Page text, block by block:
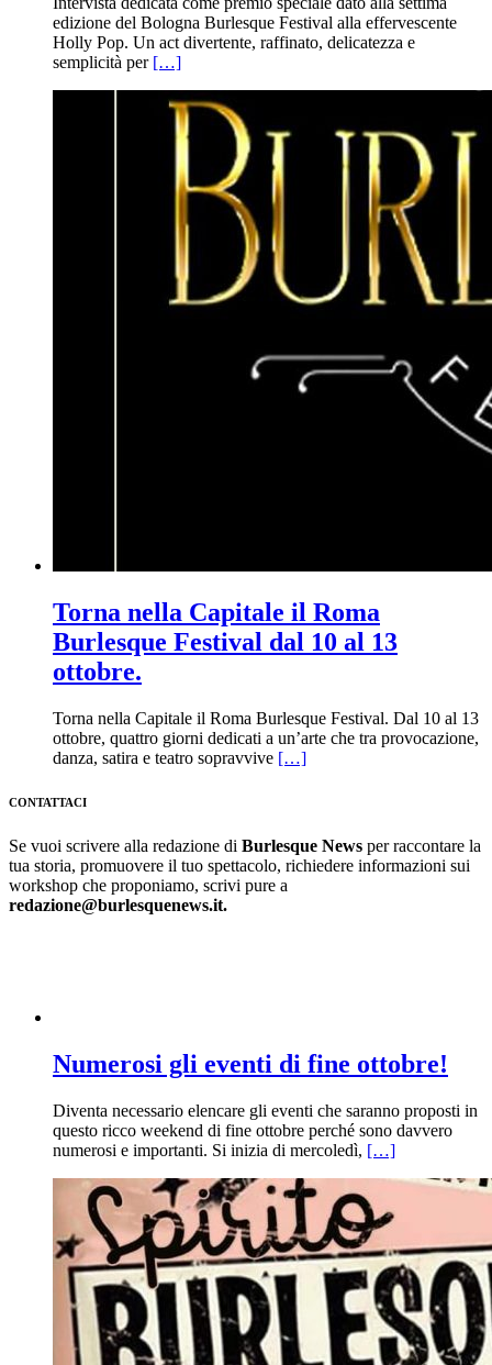
edizione del Bologna Burlesque Festival alla effervescente
Holly Pop. Un act divertente, raffinato, delicatezza e
semplicità per […]
Torna nella Capitale il Roma
Burlesque Festival dal 10 al 13
ottobre.
Torna nella Capitale il Roma Burlesque Festival. Dal 10 al 13
ottobre, quattro giorni dedicati a un’arte che tra provocazione,
danza, satira e teatro sopravvive […]
CONTATTACI
Se vuoi scrivere alla redazione di Burlesque News per raccontare la
tua storia, promuovere il tuo spettacolo, richiedere informazioni sui
workshop che proponiamo, scrivi pure a
redazione@burlesquenews.it.
Numerosi gli eventi di fine ottobre!
Diventa necessario elencare gli eventi che saranno proposti in
questo ricco weekend di fine ottobre perché sono davvero
numerosi e importanti. Si inizia di mercoledì, […]